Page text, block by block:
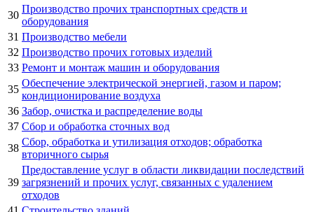
30
Производство прочих транспортных средств и
оборудования
31 Производство мебели
32 Производство прочих готовых изделий
33 Ремонт и монтаж машин и оборудования
35
Обеспечение электрической энергией, газом и паром;
кондиционирование воздуха
36 Забор, очистка и распределение воды
37 Сбор и обработка сточных вод
38
Сбор, обработка и утилизация отходов; обработка
вторичного сырья
39
Предоставление услуг в области ликвидации последствий
загрязнений и прочих услуг, связанных с удалением
отходов